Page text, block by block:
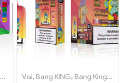
,
Visi, Bang KING, Bang King viedais ekrāns 15000 Puff